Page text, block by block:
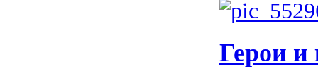
Герои и